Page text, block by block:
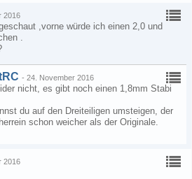
2016
,vorne würde ich einen 2,0 und
.
- 24. November 2016
nicht, es gibt noch einen 1,8mm Stabi
du auf den Dreiteiligen umsteigen, der
schon weicher als der Originale.
2016